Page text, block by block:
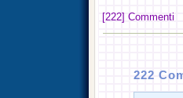
[222] Commenti
222